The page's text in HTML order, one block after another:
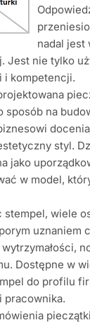
nadal jest
Jest nie tylko
i kompetencji.
sposób na
styl.
jako
w model,
stempel, wiele
uznaniem
wytrzymałości,
Dostępne w
do profilu
pracownika.